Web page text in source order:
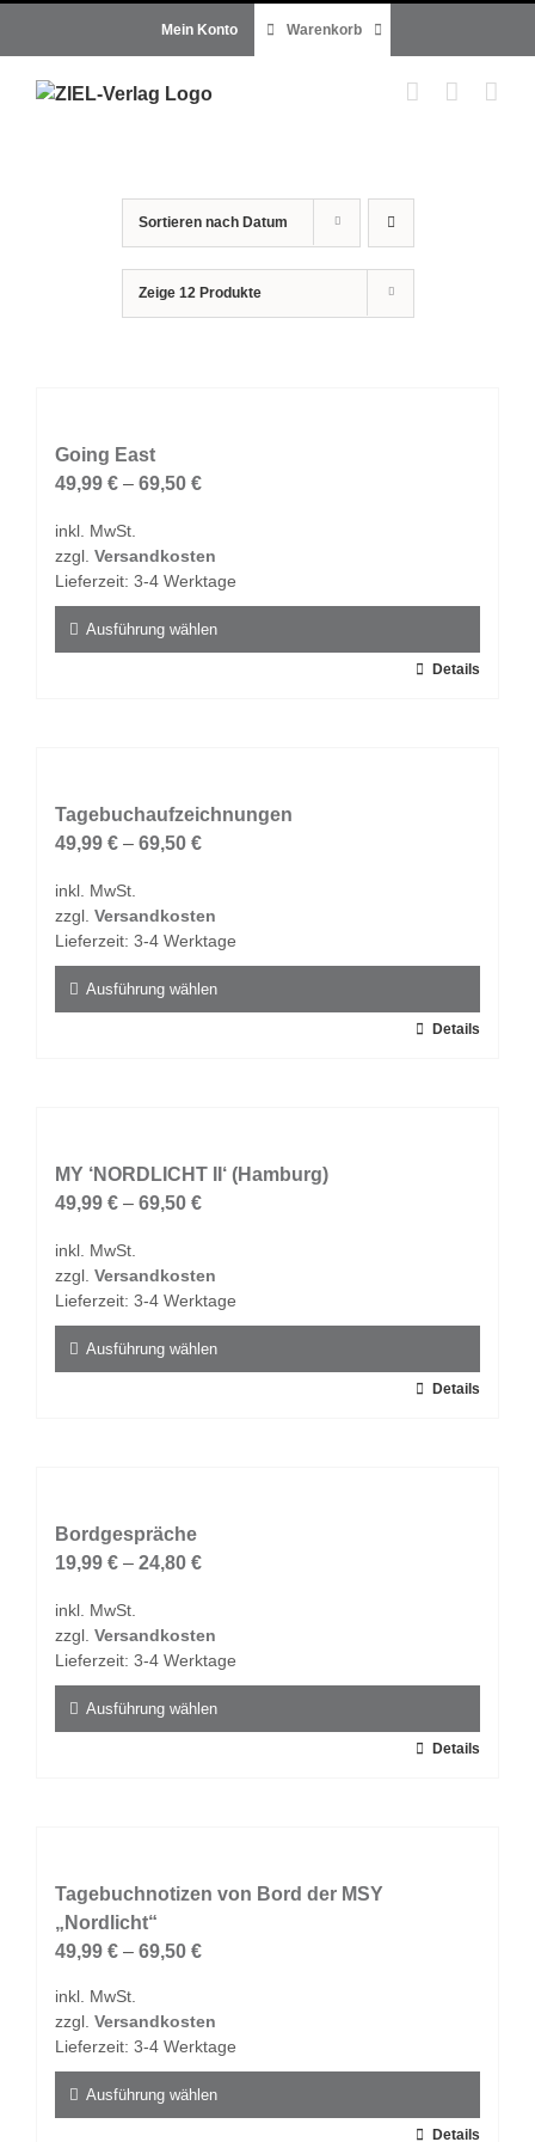
Mein Konto Warenkorb
Sortieren nach Datum
Zeige 12 Produkte
Going East
49,99 € – 69,50 €
inkl. MwSt.
zzgl. Versandkosten
Lieferzeit: 3-4 Werktage
Ausführung wählen
auf.
Die
können
auf
Produktseite
gewählt
Details
Tagebuchaufzeichnungen
49,99 € – 69,50 €
inkl. MwSt.
zzgl. Versandkosten
Lieferzeit: 3-4 Werktage
Ausführung wählen
auf.
Die
können
auf
Produktseite
gewählt
Details
MY ‘NORDLICHT II‘ (Hamburg)
49,99 € – 69,50 €
inkl. MwSt.
zzgl. Versandkosten
Lieferzeit: 3-4 Werktage
Ausführung wählen
auf.
Die
können
auf
Produktseite
gewählt
Details
Bordgespräche
19,99 € – 24,80 €
inkl. MwSt.
zzgl. Versandkosten
Lieferzeit: 3-4 Werktage
Ausführung wählen
auf.
Die
Optionen
auf
der
gewählt
werden
Details
Tagebuchnotizen von Bord der MSY
„Nordlicht“
49,99 € – 69,50 €
inkl. MwSt.
zzgl. Versandkosten
Lieferzeit: 3-4 Werktage
Ausführung wählen
Details